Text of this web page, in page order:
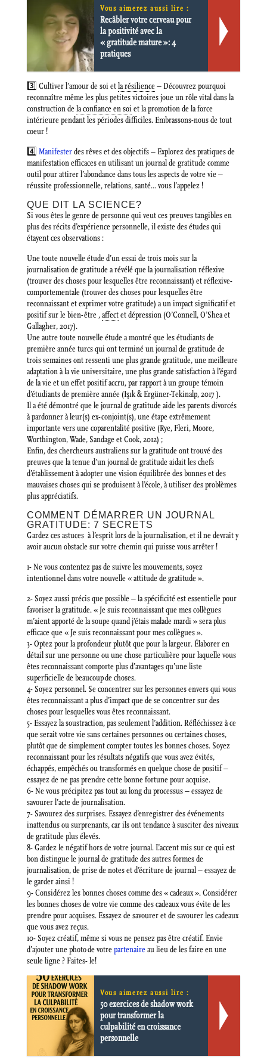
Vous aimerez aussi lire :
Recâbler votre cerveau pour
la positivité avec la
« gratitude mature »: 4
pratiques
3️⃣ Cultiver l’amour de soi etla résilience– Découvrez pourquoi
reconnaître même les plus petites victoires joue un rôle vital dans la
construction dela confiance en soiet la promotion de la force
intérieure pendant les périodes difficiles. Embrassons-nous de tout
coeur !
4️⃣ Manifesterdes rêves et des objectifs – Explorez des pratiques de
manifestation efficaces en utilisant un journal de gratitude comme
outil pour attirer l’abondance dans tous les aspects de votre vie –
réussite professionnelle, relations, santé… vous l’appelez !
QUE DIT LA SCIENCE?
Si vous êtes le genre de personne qui veut ces preuves tangibles en
plus des récits d’expérience personnelle, il existe des études qui
étayent ces observations :
Une toute nouvelle étude d’un essai de trois mois sur la
journalisation de gratitude a révélé que la journalisation réflexive
(trouver des choses pour lesquelles être reconnaissant) et réflexive-
comportementale (trouver des choses pour lesquelles être
reconnaissant et exprimer votre gratitude) a un impact significatif et
positif sur le bien-être ,affectet dépression (O’Connell, O’Shea et
Gallagher, 2017).
Une autre toute nouvelle étude a montré que les étudiants de
première année turcs qui ont terminé un journal de gratitude de
trois semaines ont ressenti une plus grande gratitude, une meilleure
adaptation à la vie universitaire, une plus grande satisfaction à l’égard
de la vie et un effet positif accru, par rapport à un groupe témoin
d’étudiants de première année (Işık & Ergüner-Tekinalp, 2017 ).
Il a été démontré que le journal de gratitude aide les parents divorcés
à pardonner à leur(s) ex-conjoint(s), une étape extrêmement
importante vers une coparentalité positive (Rye, Fleri, Moore,
Worthington, Wade, Sandage et Cook, 2012) ;
Enfin, des chercheurs australiens sur la gratitude ont trouvé des
preuves que la tenue d’un journal de gratitude aidait les chefs
d’établissement à adopter une vision équilibrée des bonnes et des
mauvaises choses qui se produisent à l’école, à utiliser des problèmes
plus appréciatifs.
COMMENT DÉMARRER UN JOURNAL
GRATITUDE: 7 SECRETS
Gardez ces astuces à l’esprit lors de la journalisation, et il ne devrait y
avoir aucun obstacle sur votre chemin qui puisse vous arrêter !
1- Ne vous contentez pas de suivre les mouvements, soyez
intentionnel dans votre nouvelle « attitude de gratitude ».
2- Soyez aussi précis que possible – la spécificité est essentielle pour
favoriser la gratitude. « Je suis reconnaissant que mes collègues
m’aient apporté de la soupe quand j’étais malade mardi » sera plus
efficace que « Je suis reconnaissant pour mes collègues ».
3- Optez pour la profondeur plutôt que pour la largeur. Élaborer en
détail sur une personne ou une chose particulière pour laquelle vous
êtes reconnaissant comporte plus d’avantages qu’une liste
superficielle de beaucoup de choses.
4- Soyez personnel. Se concentrer sur les personnes envers qui vous
êtes reconnaissant a plus d’impact que de se concentrer sur des
choses pour lesquelles vous êtes reconnaissant.
5- Essayez la soustraction, pas seulement l’addition. Réfléchissez à ce
que serait votre vie sans certaines personnes ou certaines choses,
plutôt que de simplement compter toutes les bonnes choses. Soyez
reconnaissant pour les résultats négatifs que vous avez évités,
échappés, empêchés ou transformés en quelque chose de positif –
essayez de ne pas prendre cette bonne fortune pour acquise.
6- Ne vous précipitez pas tout au long du processus – essayez de
savourer l’acte de journalisation.
7- Savourez des surprises. Essayez d’enregistrer des événements
inattendus ou surprenants, car ils ont tendance à susciter des niveaux
de gratitude plus élevés.
8- Gardez le négatif hors de votre journal. L’accent mis sur ce qui est
bon distingue le journal de gratitude des autres formes de
journalisation, de prise de notes et d’écriture de journal – essayez de
le garder ainsi !
9- Considérez les bonnes choses comme des « cadeaux ». Considérer
les bonnes choses de votre vie comme des cadeaux vous évite de les
prendre pour acquises. Essayez de savourer et de savourer les cadeaux
que vous avez reçus.
10- Soyez créatif, même si vous ne pensez pas être créatif. Envie
d’ajouter une photo de votrepartenaireau lieu de les faire en une
seule ligne ? Faites- le!
Vous aimerez aussi lire :
50 exercices de shadow work
pour transformer la
culpabilité en croissance
personnelle